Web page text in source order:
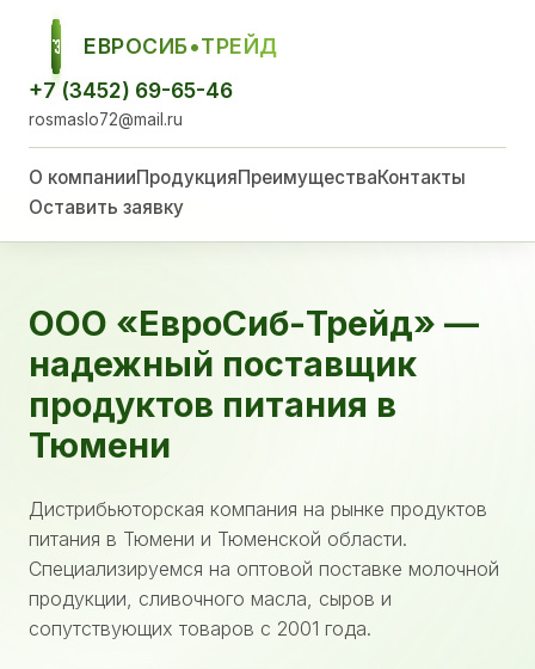
ЕСТ
ЕВРОСИБ•ТРЕЙД
+7 (3452) 69-65-46
rosmaslo72@mail.ru
О компанииПродукцияПреимуществаКонтакты
Оставить заявку
ООО «ЕвроСиб-Трейд» —
надежный поставщик
продуктов питания в
Тюмени
Дистрибьюторская компания на рынке продуктов
питания в Тюмени и Тюменской области.
Специализируемся на оптовой поставке молочной
продукции, сливочного масла, сыров и
сопутствующих товаров с 2001 года.